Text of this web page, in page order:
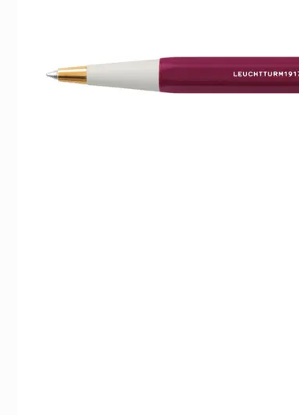
Indexflikar och Frixion clicker svart